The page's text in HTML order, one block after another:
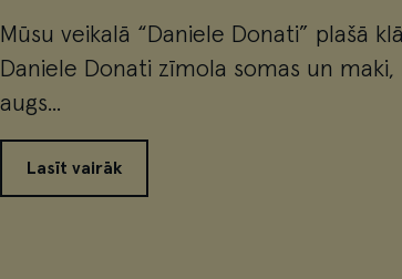
Mūsu veikalā “Daniele Donati” plašā
Daniele Donati zīmola somas un
augs...
Lasīt vairāk